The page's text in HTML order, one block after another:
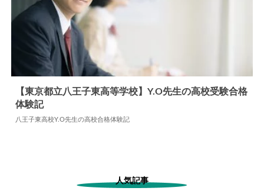
高校合格体験記
【東京都立八王子東高等学校】Y.O先生の高校受験合格
体験記
八王子東高校Y.O先生の高校合格体験記
人気記事